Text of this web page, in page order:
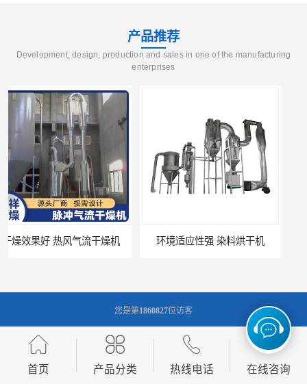
产品推荐
Development, design, production and sales in one of the manufacturing
enterprises
操作简便 医药中间体烘干机
您是第1860827位访客
常州市圣祥干燥设备有限公司 保留所有权利.
技术支持： 八方资源网 免责声明 管理员入口 网站地图
首页 产品分类 热线电话 在线咨询